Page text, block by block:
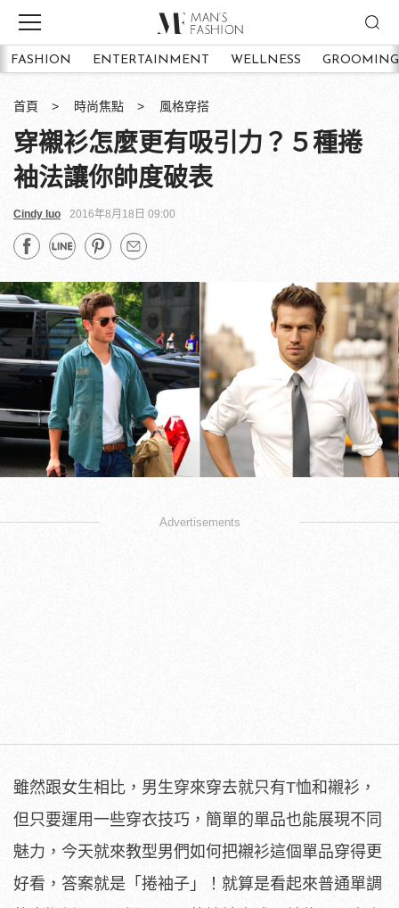
FASHION ENTERTAINMENT WELLNESS GROOMING
首頁 時尚焦點 風格穿搭
穿襯衫怎麼更有吸引力？５種捲
袖法讓你帥度破表
Cindy luo 2016年8月18日 09:00
Advertisements
雖然跟女生相比，男生穿來穿去就只有T恤和襯衫，
但只要運用一些穿衣技巧，簡單的單品也能展現不同
魅力，今天就來教型男們如何把襯衫這個單品穿得更
好看，答案就是「捲袖子」！就算是看起來普通單調